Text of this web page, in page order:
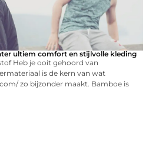
ultiem comfort en stijlvolle kleding
Heb je ooit gehoord van
is de kern van wat
zo bijzonder maakt. Bamboe is